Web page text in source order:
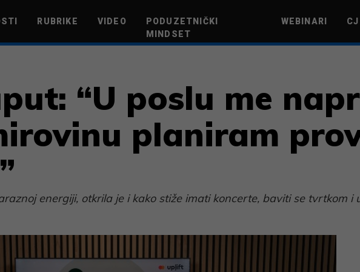
RUBRIKE VIDEO
PODUZETNIČKI
MINDSET
WEBINARI
“U poslu me
planiram
energiji, otkrila je i kako stiže imati koncerte, baviti se tvrtkom i